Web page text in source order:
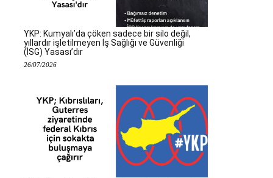
YKP: Kumyalı’da çöken sadece bir silo değil,
yıllardır işletilmeyen İş Sağlığı ve Güvenliği
(İSG) Yasası’dır
26/07/2026